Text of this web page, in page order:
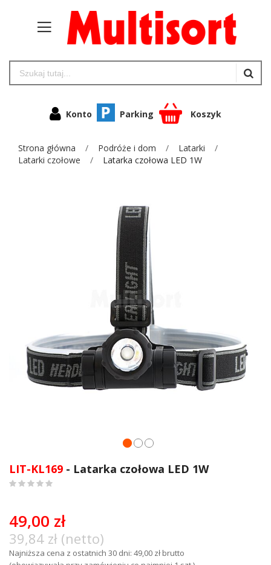
Konto Parking Koszyk
Strona główna Podróże i dom
Latarki
Latarki czołowe
Latarka czołowa LED 1W
na
początek
LIT-KL169 - Latarka czołowa LED 1W
100
49,00 zł
39,84 zł (netto)
Najniższa cena z ostatnich 30 dni: 49,00 zł brutto